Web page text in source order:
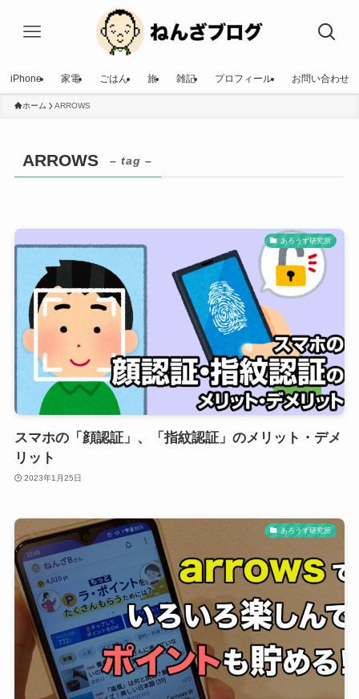
iPhone 家電 ごはん 旅 雑記 プロフィール お問い合わせ
ホーム ARROWS
ARROWS – tag –
あろうず研究所
スマホの「顔認証」、「指紋認証」のメリット・デメ
リット
2023年1月25日
あろうず研究所